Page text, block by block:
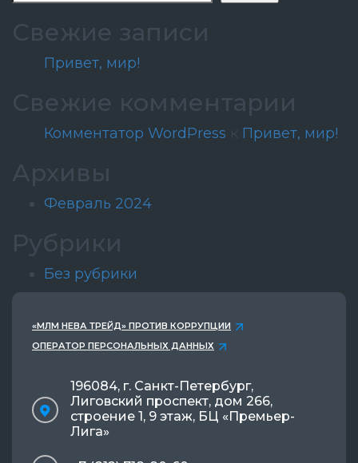
Свежие записи
Привет, мир!
Свежие комментарии
Комментатор WordPress к Привет, мир!
Архивы
Февраль 2024
Рубрики
Без рубрики
«МЛМ НЕВА ТРЕЙД» ПРОТИВ КОРРУПЦИИ
ОПЕРАТОР ПЕРСОНАЛЬНЫХ ДАННЫХ
196084, г. Санкт-Петербург,
Лиговский проспект, дом 266,
строение 1, 9 этаж, БЦ «Премьер-
Лига»